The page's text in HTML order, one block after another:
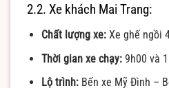
2.2. Xe khách Mai Trang:
Chất lượng xe:Xe ghế ngồi
Thời gian xe chạy:9h00 và
Lộ trình:Bến xe Mỹ Đình –